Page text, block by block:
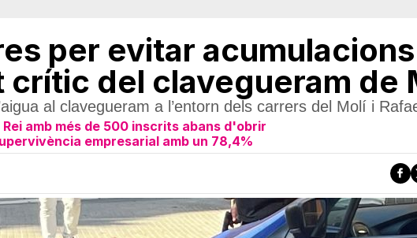
per evitar acumulacions
crític del clavegueram de
al clavegueram a l’entorn dels carrers del Molí i
amb més de 500 inscrits abans d'obrir
empresarial amb un 78,4%